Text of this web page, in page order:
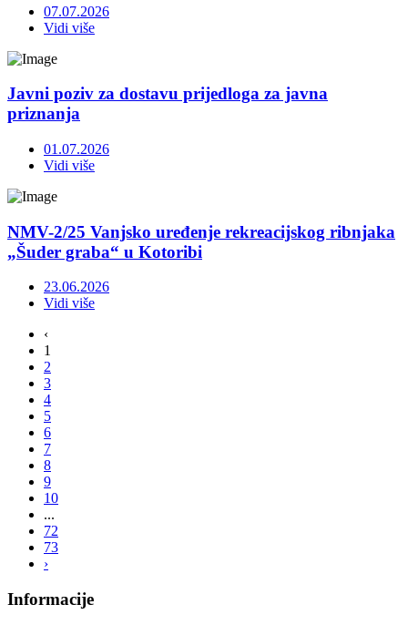
07.07.2026
Vidi više
Javni poziv za dostavu prijedloga za javna
priznanja
01.07.2026
Vidi više
NMV-2/25 Vanjsko uređenje rekreacijskog ribnjaka
„Šuder graba“ u Kotoribi
23.06.2026
Vidi više
‹
1
2
3
4
5
6
7
8
9
10
...
72
73
›
Informacije